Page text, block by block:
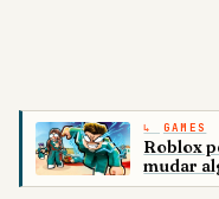
Roblox
mudar